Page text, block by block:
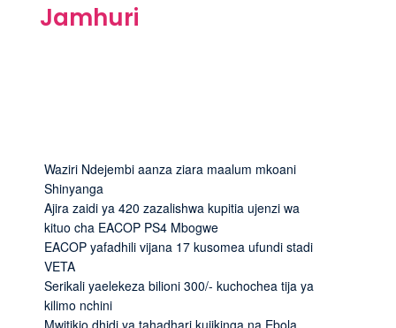
Jamhuri
Waziri Ndejembi aanza ziara maalum mkoani
Shinyanga
Ajira zaidi ya 420 zazalishwa kupitia ujenzi wa
kituo cha EACOP PS4 Mbogwe
EACOP yafadhili vijana 17 kusomea ufundi stadi
VETA
Serikali yaelekeza bilioni 300/- kuchochea tija ya
kilimo nchini